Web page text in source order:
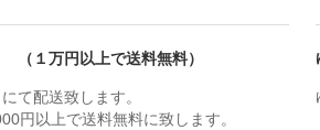
（１万円以上で送料無料）
て配送致します。
円以上で送料無料に致します。